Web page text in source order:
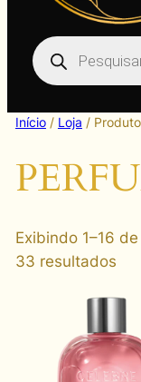
Pesquisar
produtos
Início/ Loja /
Exibindo 1–16 de
33 resultados